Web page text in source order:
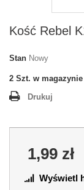
Kość Rebel
Stan Nowy
2 Szt. w magazynie
Drukuj
1,99 zł
Wyświetl